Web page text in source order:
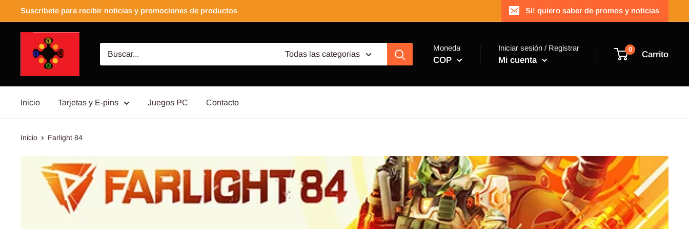
Suscribete para recibir noticias y promociones de productos Si! quiero saber de promos y noticias
Todas las categorias
Moneda
COP
Iniciar sesión / Registrar
Mi cuenta
0 Carrito
Inicio Tarjetas y E-pins Juegos PC Contacto
Inicio Farlight 84